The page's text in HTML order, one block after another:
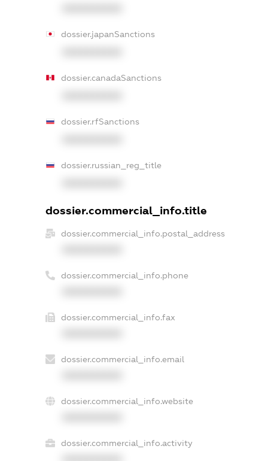
dossier.japanSanctions
dossier.canadaSanctions
dossier.rfSanctions
dossier.russian_reg_title
dossier.commercial_info.title
dossier.commercial_info.postal_address
dossier.commercial_info.phone
dossier.commercial_info.fax
dossier.commercial_info.email
dossier.commercial_info.website
dossier.commercial_info.activity